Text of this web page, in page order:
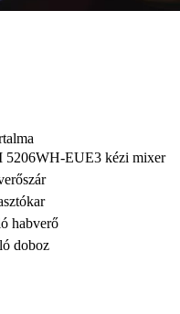
5206WH-EUE3 kézi mixer
habverő
doboz